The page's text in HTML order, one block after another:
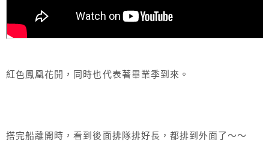
紅色鳳凰花開，同時也代表著畢業季到來。
搭完船離開時，看到後面排隊排好長，都排到外面了～～